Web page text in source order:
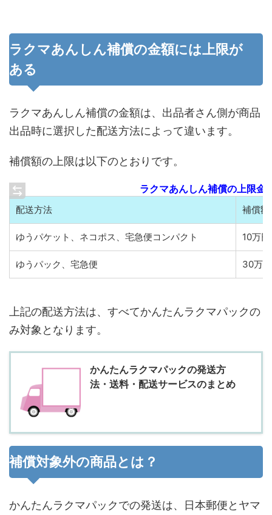
ラクマあんしん補償の金額には上限が
ある
ラクマあんしん補償の金額は、出品者さん側が商品
出品時に選択した配送方法によって違います。
補償額の上限は以下のとおりです。
ラクマあんしん補償の上限金
配送方法 補償額
ゆうパケット、ネコポス、宅急便コンパクト 10万
ゆうパック、宅急便 30万
上記の配送方法は、すべてかんたんラクマパックの
み対象となります。
かんたんラクマパックの発送方
法・送料・配送サービスのまとめ
補償対象外の商品とは？
かんたんラクマパックでの発送は、日本郵便とヤマ